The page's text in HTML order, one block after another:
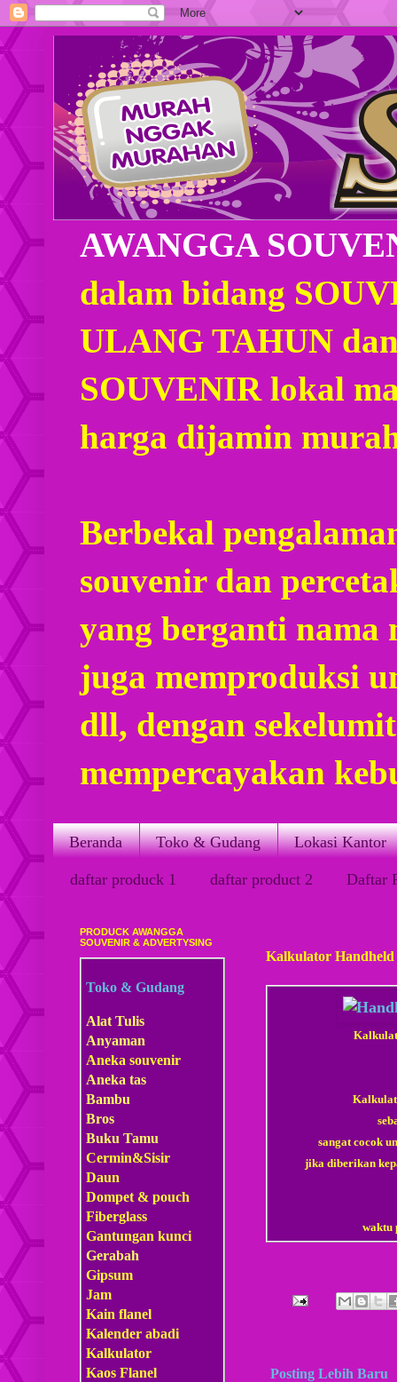
AWANGGA
dalam bidang
ULANG TAHUN
SOUVENIR lokal
harga dijamin
Berbekal
souvenir dan
yang berganti nama
juga memproduksi
dll, dengan
mempercayakan
Beranda Toko & Gudang Lokasi Kantor
daftar produck 1 daftar product 2 Daftar
Kalkulator
sangat cocok
jika diberikan
waktu
Posting Lebih Baru
PRODUCK AWANGGA
SOUVENIR & ADVERTYSING
Toko & Gudang
Alat Tulis
Anyaman
Aneka souvenir
Aneka tas
Bambu
Bros
Buku Tamu
Cermin&Sisir
Daun
Dompet & pouch
Fiberglass
Gantungan kunci
Gerabah
Gipsum
Jam
Kain flanel
Kalender abadi
Kalkulator
Kaos Flanel